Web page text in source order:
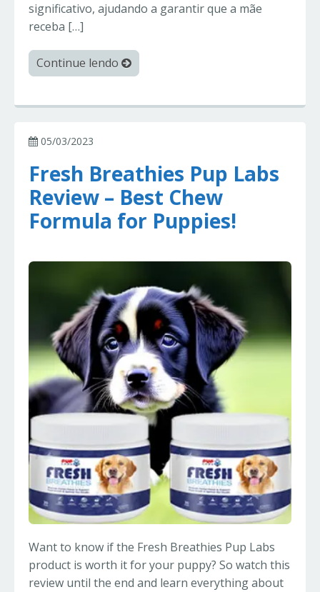
significativo, ajudando a garantir que a mãe
receba […]
Continue lendo
05/03/2023
Fresh Breathies Pup Labs
Review – Best Chew
Formula for Puppies!
Want to know if the Fresh Breathies Pup Labs
product is worth it for your puppy? So watch this
review until the end and learn everything about